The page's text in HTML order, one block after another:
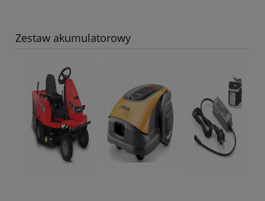
Zestaw akumulatorowy